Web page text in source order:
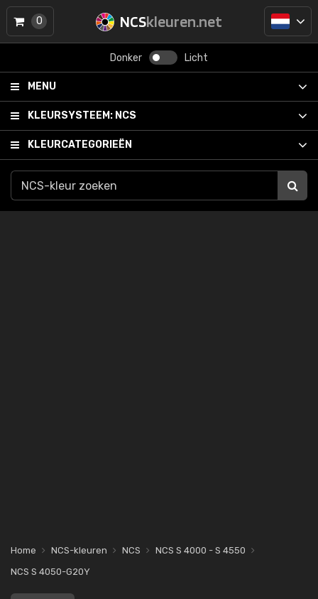
NCSkleuren.net
Donker Licht
MENU
KLEURSYSTEEM: NCS
KLEURCATEGORIEËN
0
Home NCS-kleuren NCS
NCS S 4000 - S 4550
NCS S 4050-G20Y